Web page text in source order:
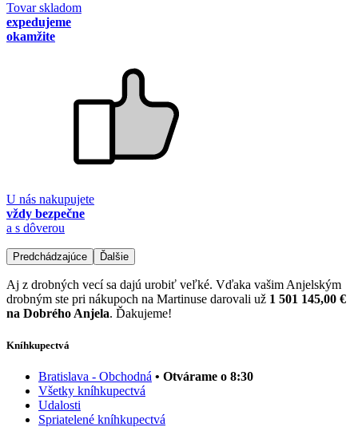
Tovar skladom
expedujeme
okamžite
U nás nakupujete
vždy bezpečne
a s dôverou
Predchádzajúce Ďalšie
Aj z drobných vecí sa dajú urobiť veľké. Vďaka vašim Anjelským
drobným ste pri nákupoch na Martinuse darovali už 1 501 145,00 €
na Dobrého Anjela. Ďakujeme!
Kníhkupectvá
Bratislava - Obchodná • Otvárame o 8:30
Všetky kníhkupectvá
Udalosti
Spriatelené kníhkupectvá